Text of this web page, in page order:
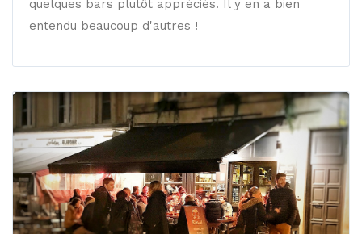
quelques bars plutôt appréciés. Il y en a bien
entendu beaucoup d'autres !